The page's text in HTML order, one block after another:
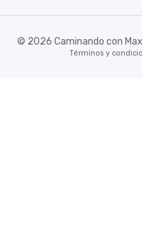
© 2026 Caminando con
Términos y